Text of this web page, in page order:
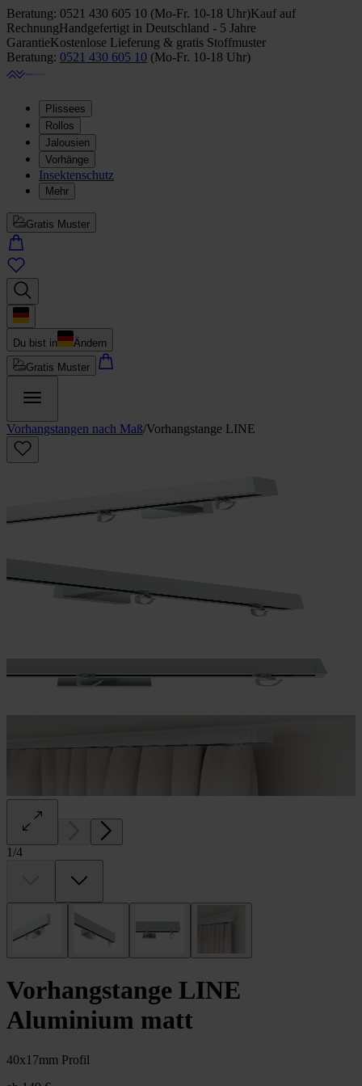
Beratung: 0521 430 605 10 (Mo-Fr. 10-18 Uhr)Kauf auf
RechnungHandgefertigt in Deutschland - 5 Jahre
GarantieKostenlose Lieferung & gratis Stoffmuster
Beratung: 0521 430 605 10 (Mo-Fr. 10-18 Uhr)
Plissees
Rollos
Jalousien
Vorhänge
Insektenschutz
Mehr
Gratis Muster
Du bist in
Ändern
Gratis Muster
Vorhangstangen nach Maß/Vorhangstange LINE
1/4
Vorhangstange LINE
Aluminium matt
40x17mm Profil